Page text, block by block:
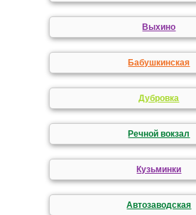
Выхино
Бабушкинская
Дубровка
Речной вокзал
Кузьминки
Автозаводская